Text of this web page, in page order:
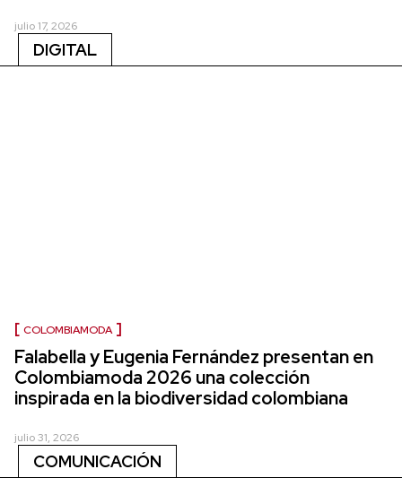
julio 17, 2026
DIGITAL
COLOMBIAMODA
Falabella y Eugenia Fernández presentan en
Colombiamoda 2026 una colección
inspirada en la biodiversidad colombiana
julio 31, 2026
COMUNICACIÓN